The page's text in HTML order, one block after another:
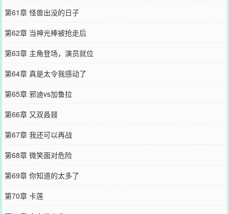
第61章 怪兽出没的日子
第62章 当神光棒被抢走后
第63章 主角登场，演员就位
第64章 真是太令我感动了
第65章 邪迪vs加鲁拉
第66章 又双叒叕
第67章 我还可以再战
第68章 微笑面对危险
第69章 你知道的太多了
第70章 卡莲